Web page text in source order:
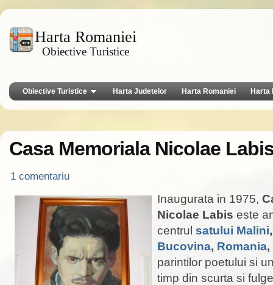
Harta Romaniei
Obiective Turistice
Obiective Turistice Harta Judetelor Harta Romaniei Harta
Casa Memoriala Nicolae
1 comentariu
Inaugurata in 1975,
Nicolae Labis este
centrul satului Malini
Bucovina, Romania,
parintilor poetului si
timp din scurta si